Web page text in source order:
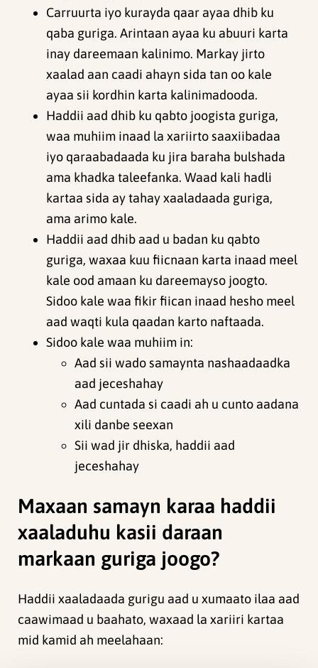
Carruurta iyo kurayda qaar ayaa dhib ku
qaba guriga. Arintaan ayaa ku abuuri karta
inay dareemaan kalinimo. Markay jirto
xaalad aan caadi ahayn sida tan oo kale
ayaa sii kordhin karta kalinimadooda.
Haddii aad dhib ku qabto joogista guriga,
waa muhiim inaad la xariirto saaxiibadaa
iyo qaraabadaada ku jira baraha bulshada
ama khadka taleefanka. Waad kali hadli
kartaa sida ay tahay xaaladaada guriga,
ama arimo kale.
Haddii aad dhib aad u badan ku qabto
guriga, waxaa kuu fiicnaan karta inaad meel
kale ood amaan ku dareemayso joogto.
Sidoo kale waa fikir fiican inaad hesho meel
aad waqti kula qaadan karto naftaada.
Sidoo kale waa muhiim in:
Aad sii wado samaynta nashaadaadka
aad jeceshahay
Aad cuntada si caadi ah u cunto aadana
xili danbe seexan
Sii wad jir dhiska, haddii aad
jeceshahay
Maxaan samayn karaa haddii
xaaladuhu kasii daraan
markaan guriga joogo?
Haddii xaaladaada gurigu aad u xumaato ilaa aad
caawimaad u baahato, waxaad la xariiri kartaa
mid kamid ah meelahaan: